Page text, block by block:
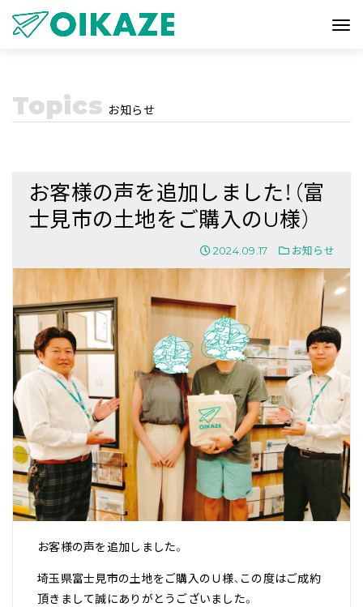
Topics お知らせ
お客様の声を追加しました！（富
士見市の土地をご購入のU様）
2024.09.17 お知らせ
お客様の声を追加しました。
埼玉県富士見市の土地をご購入のＵ様、この度はご成約
頂きまして誠にありがとうございました。